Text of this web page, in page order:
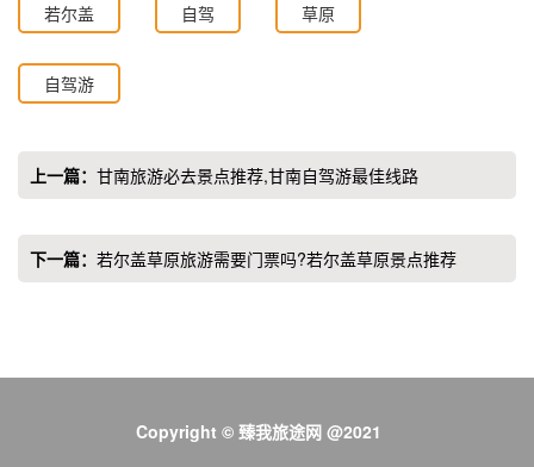
若尔盖 自驾 草原
自驾游
上一篇： 甘南旅游必去景点推荐,甘南自驾游最佳线路
下一篇： 若尔盖草原旅游需要门票吗?若尔盖草原景点推荐
Copyright © 臻我旅途网 @2021